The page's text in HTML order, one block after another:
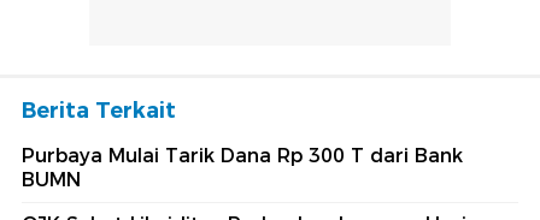
Berita Terkait
Purbaya Mulai Tarik Dana Rp 300 T dari Bank
BUMN